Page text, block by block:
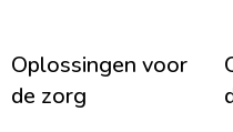
Oplossingen voor
de zorg